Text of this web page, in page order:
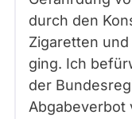
durch den
Zigaretten
ging. Ich
der
Abgabeverbot